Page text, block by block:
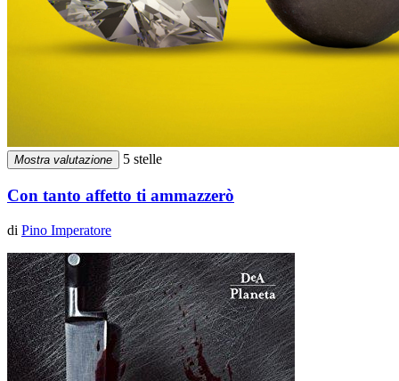
Mostra valutazione 5 stelle
Con tanto affetto ti ammazzerò
di Pino Imperatore